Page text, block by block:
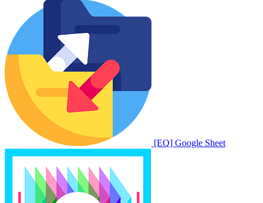
[EQ] Google Sheet